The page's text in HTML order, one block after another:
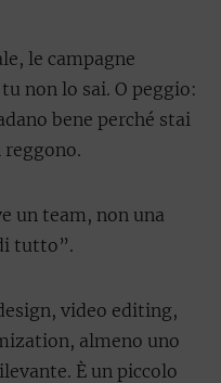
le campagne
non lo sai. O peggio:
bene perché stai
reggono.
un team, non una
tutto”.
video editing,
almeno uno
È un piccolo